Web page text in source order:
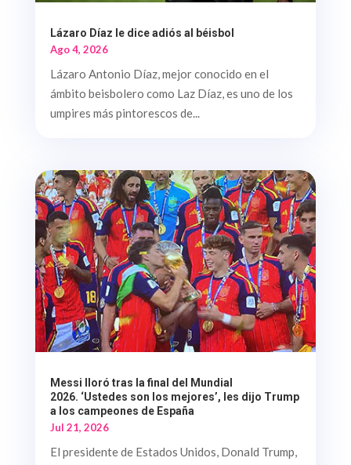
Lázaro Díaz le dice adiós al béisbol
Ago 4, 2026
Lázaro Antonio Díaz, mejor conocido en el
ámbito beisbolero como Laz Díaz, es uno de los
umpires más pintorescos de...
Messi lloró tras la final del Mundial
2026. ‘Ustedes son los mejores’, les dijo Trump
a los campeones de España
Jul 21, 2026
El presidente de Estados Unidos, Donald Trump,